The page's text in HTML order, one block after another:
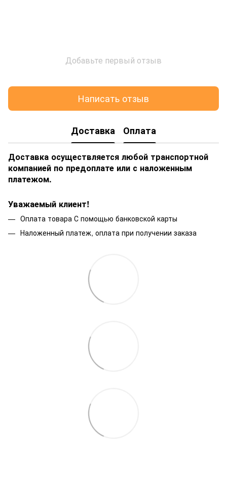
Добавьте первый отзыв
Написать отзыв
Доставка Оплата
Доставка осуществляется любой транспортной
компанией по предоплате или с наложенным
платежом.
Уважаемый клиент!
Оплата товара С помощью банковской карты
Наложенный платеж, оплата при получении заказа